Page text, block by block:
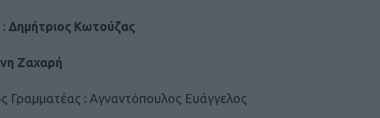
Δημήτριος Κωτούζας
Ζαχαρή
Γραμματέας : Αγναντόπουλος Ευάγγελος